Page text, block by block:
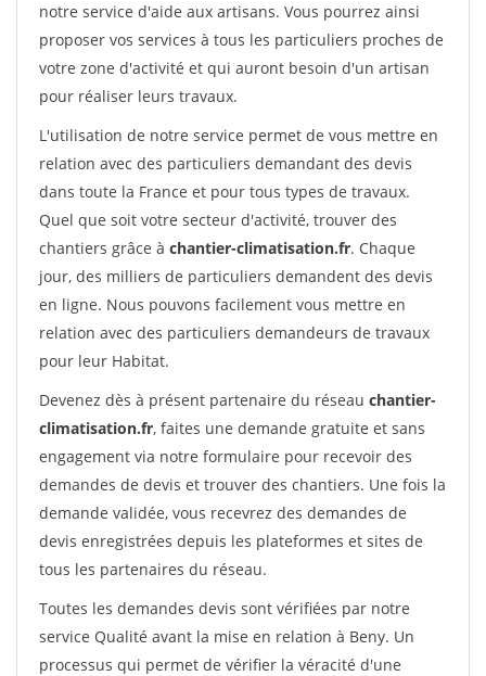
notre service d'aide aux artisans. Vous pourrez ainsi
proposer vos services à tous les particuliers proches de
votre zone d'activité et qui auront besoin d'un artisan
pour réaliser leurs travaux.
L'utilisation de notre service permet de vous mettre en
relation avec des particuliers demandant des devis
dans toute la France et pour tous types de travaux.
Quel que soit votre secteur d'activité, trouver des
chantiers grâce à chantier-climatisation.fr. Chaque
jour, des milliers de particuliers demandent des devis
en ligne. Nous pouvons facilement vous mettre en
relation avec des particuliers demandeurs de travaux
pour leur Habitat.
Devenez dès à présent partenaire du réseau chantier-
climatisation.fr, faites une demande gratuite et sans
engagement via notre formulaire pour recevoir des
demandes de devis et trouver des chantiers. Une fois la
demande validée, vous recevrez des demandes de
devis enregistrées depuis les plateformes et sites de
tous les partenaires du réseau.
Toutes les demandes devis sont vérifiées par notre
service Qualité avant la mise en relation à Beny. Un
processus qui permet de vérifier la véracité d'une